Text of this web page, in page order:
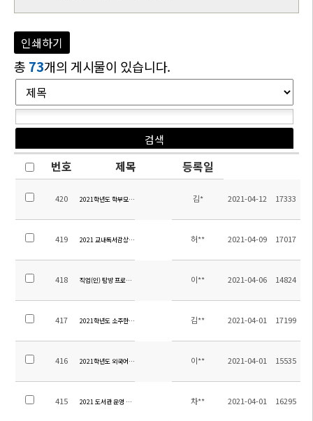
인쇄하기
총 73개의 게시물이 있습니다.
번호 제목 등록일
420 2021학년도 학부모 명예사서 위촉장 수여 안내김* 2021-04-12 17333
419 2021 교내독서감상표현하기 행사 계획 허** 2021-04-09 17017
418 직업(인) 탐방 프로그램 참여업체 조사 이** 2021-04-06 14824
417 2021학년도 소주한국학교 4월 월중계획 김** 2021-04-01 17199
416 2021학년도 외국어 쓰기 겨루기 운영 계획 이** 2021-04-01 15535
415 2021 도서관 운영 계획 차** 2021-04-01 16295